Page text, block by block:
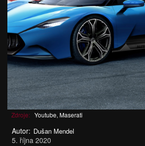
Zdroje: Youtube, Maserati
Autor: Dušan Mendel
5. října 2020